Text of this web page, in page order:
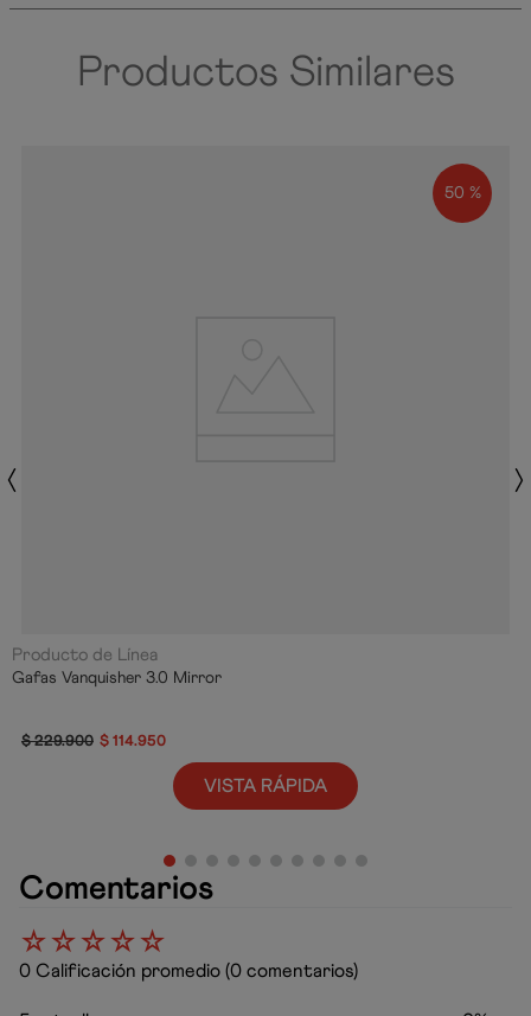
Productos Similares
50 %
Producto de Línea
Gafas Vanquisher 3.0 Mirror
$229.900 $ 114.950
VISTA RÁPIDA
Comentarios
☆☆☆☆☆
0 Calificación promedio (0 comentarios)